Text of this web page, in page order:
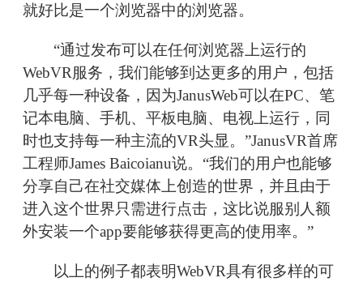
就好比是一个浏览器中的浏览器。
“通过发布可以在任何浏览器上运行的
WebVR服务，我们能够到达更多的用户，包括
几乎每一种设备，因为JanusWeb可以在PC、笔
记本电脑、手机、平板电脑、电视上运行，同
时也支持每一种主流的VR头显。”JanusVR首席
工程师James Baicoianu说。“我们的用户也能够
分享自己在社交媒体上创造的世界，并且由于
进入这个世界只需进行点击，这比说服别人额
外安装一个app要能够获得更高的使用率。”
以上的例子都表明WebVR具有很多样的可